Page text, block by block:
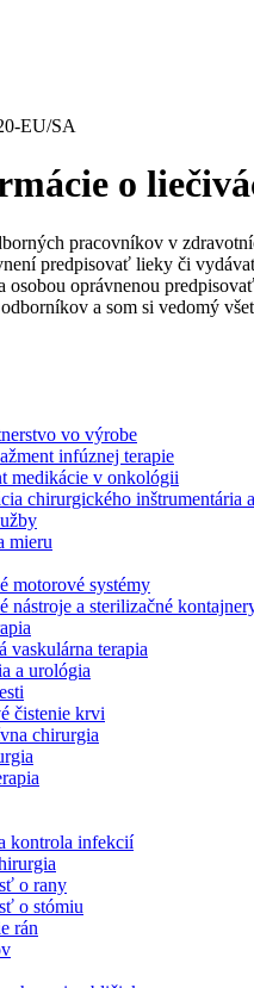
čistenie krvi
o rany
o stómiu
rán
EU/SA
o
pracovníkov v
predpisovať lieky či
osobou oprávnenou
a som si vedomý
vo výrobe
infúznej terapie
medikácie v onkológii
chirurgického inštrumentária
mieru
motorové systémy
nástroje a sterilizačné
vaskulárna terapia
a urológia
čistenie krvi
chirurgia
kontrola infekcií
o rany
o stómiu
rán